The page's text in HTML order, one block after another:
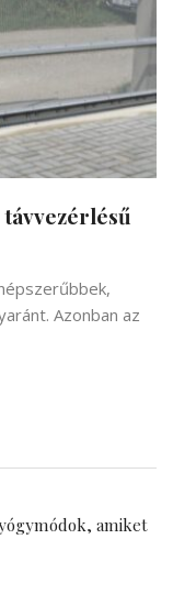
Azonban az
amiket